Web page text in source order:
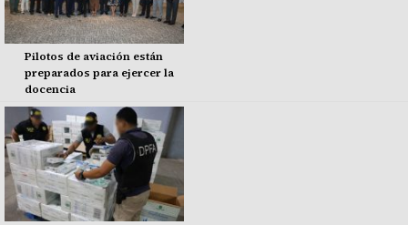
Pilotos de aviación están
preparados para ejercer la
docencia